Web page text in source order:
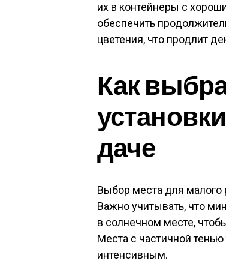
их в контейнеры с
обеспечить
цветения, что продлит
Как
даче
Выбор места для малого
Важно учитывать, что
в солнечном месте,
Места с частичной
интенсивным.